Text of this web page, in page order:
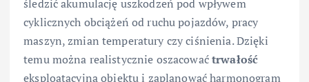
śledzić akumulację uszkodzeń pod wpływem
cyklicznych obciążeń od ruchu pojazdów, pracy
maszyn, zmian temperatury czy ciśnienia. Dzięki
temu można realistycznie oszacowaćtrwałość
eksploatacyjną obiektu i zaplanować harmonogram